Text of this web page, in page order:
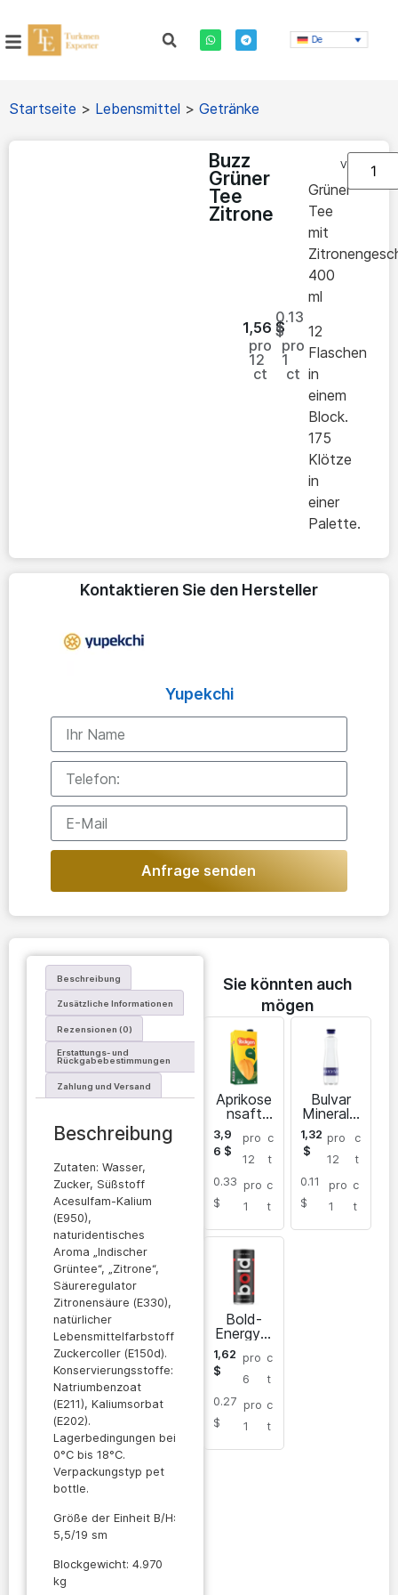
De
Startseite > Lebensmittel > Getränke
Buzz
Grüner
Tee
Zitrone
1,56 $
pro
12
ct
0.13
$
pro
1
ct
Grüner
Tee
mit
400
ml
12
Flaschen
in
einem
Block.
175
Klötze
in
einer
Palette.
Vorrätig
Kontaktieren Sie den Hersteller
Yupekchi
Anfrage senden
Beschreibung
Zusätzliche Informationen
Rezensionen (0)
Erstattungs- und
Rückgabebestimmungen
Zahlung und Versand
Beschreibung
Zutaten: Wasser,
Zucker, Süßstoff
Acesulfam-Kalium
(E950),
naturidentisches
Aroma „Indischer
Grüntee“, „Zitrone“,
Säureregulator
Zitronensäure (E330),
natürlicher
Lebensmittelfarbstoff
Zuckercoller (E150d).
Konservierungsstoffe:
Natriumbenzoat
(E211), Kaliumsorbat
(E202).
Lagerbedingungen bei
0°C bis 18°C.
Verpackungstyp pet
bottle.
Größe der Einheit B/H:
5,5/19 sm
Blockgewicht: 4.970
kg
Sie könnten auch
mögen
Aprikose
nsaft
Yedigen
3,9
6 $
pro
12
c
t
0.33
$
pro
1
c
t
Bulvar
Mineralw
asser
1,32
$
pro
12
c
t
0.11
$
pro
1
c
t
Bold-
Energydr
ink-Dose
1,62
$
pro
6
c
t
0.27
$
pro
1
c
t